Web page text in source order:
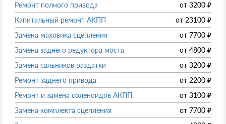
Ремонт полного привода
от 3200 ₽
Капитальный ремонт АКПП
от 23100 ₽
Замена маховика сцепления
от 7700 ₽
Замена заднего редуктора моста
от 4800 ₽
Замена сальников раздатки
от 3200 ₽
Ремонт заднего привода
от 2200 ₽
Ремонт и замена соленоидов АКПП
от 3100 ₽
Замена комплекта сцепления
от 7700 ₽